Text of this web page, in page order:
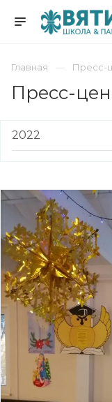
Главная Пресс-
Пресс-